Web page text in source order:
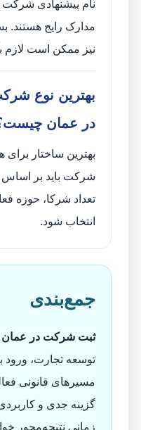
نام پیشنهادی شرکت
مدارک رایج هستند.
نیز ممکن است لازم
بهترین نوع
در عمان
بهترین ساختار
شرکت باید بر اساس
تعداد شرکا، حوزه
انتخاب شود.
جمع‌بندی
ثبت شرکت در عمان
توسعه تجارت، ورود
مسیرهای قانونی
گزینه جدی و
زمانی نتیجه‌محور